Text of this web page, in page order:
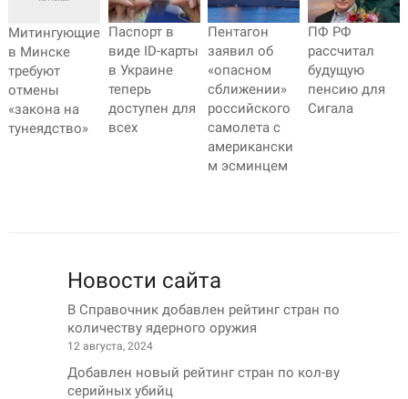
Митингующие
в Минске
требуют
отмены
«закона на
тунеядство»
Паспорт в
виде ID-карты
в Украине
теперь
доступен для
всех
Пентагон
заявил об
«опасном
сближении»
российского
самолета с
американски
м эсминцем
ПФ РФ
рассчитал
будущую
пенсию для
Сигала
Новости сайта
В Справочник добавлен рейтинг стран по
количеству ядерного оружия
12 августа, 2024
Добавлен новый рейтинг стран по кол-ву
серийных убийц